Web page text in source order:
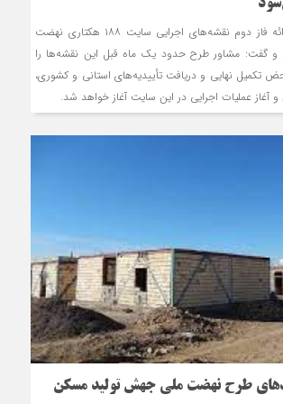
فرماندار کاشمر از ارائه فاز دوم نقشه‌های اجرایی سایت ۱۸۸ هکتاری نهضت
گفت: مشاور طرح حدود یک ماه قبل این نقشه‌ها را
تکمیل نهایی و دریافت تأییدیه‌های استانی و کشوری،
و آغاز عملیات اجرایی در این سایت آغاز خواهد شد.
طرح نهضت ملی جهش تولید مسکن